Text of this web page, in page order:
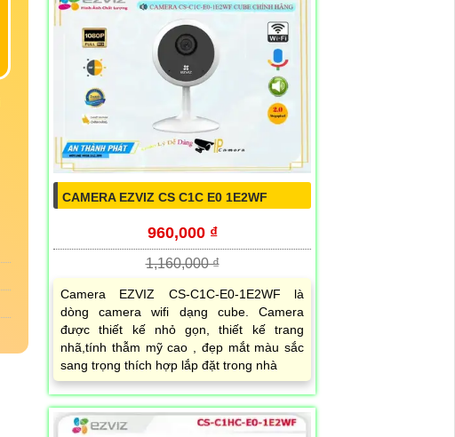
CAMERA EZVIZ CS C1C E0 1E2WF
960,000 ₫
1,160,000 ₫
Camera EZVIZ CS-C1C-E0-1E2WF là
dòng camera wifi dạng cube. Camera
được thiết kế nhỏ gọn, thiết kế trang
nhã,tính thẫm mỹ cao , đẹp mắt màu sắc
sang trọng thích hợp lắp đặt trong nhà